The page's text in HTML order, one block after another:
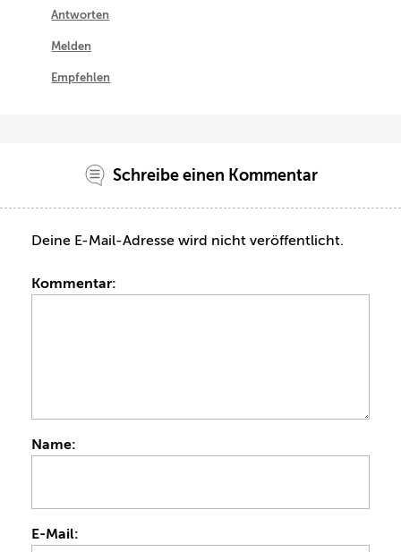
Antworten
Melden
Empfehlen
Schreibe einen Kommentar
Deine E-Mail-Adresse wird nicht veröffentlicht.
Kommentar:
Name:
E-Mail: